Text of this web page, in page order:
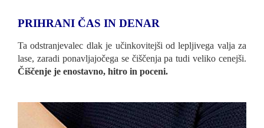
PRIHRANI ČAS IN DENAR
Ta odstranjevalec dlak je učinkovitejši od lepljivega valja za
lase, zaradi ponavljajočega se čiščenja pa tudi veliko cenejši.
Čiščenje je enostavno, hitro in poceni.